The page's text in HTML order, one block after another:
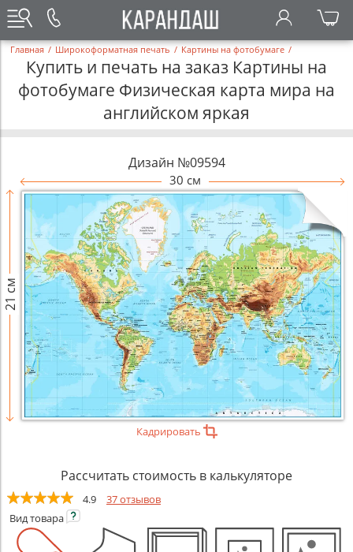
Главная / Широкоформатная печать / Картины на фотобумаге /
Купить и печать на заказ Картины на
фотобумаге Физическая карта мира на
английском яркая
Дизайн №09594
30 см
21 см
Кадрировать
Рассчитать стоимость в калькуляторе
4.9
37 отзывов
Видтовара